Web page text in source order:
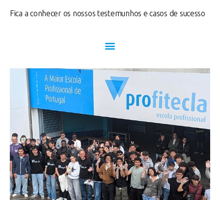
Fica a conhecer os nossos testemunhos e casos de sucesso